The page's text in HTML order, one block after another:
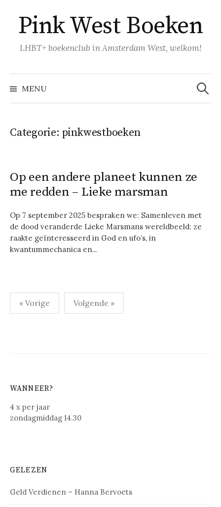
inhoud
springen
Pink West Boeken
LHBT+ boekenclub in Amsterdam West, welkom!
MENU
Zoeken
naar:
Categorie: pinkwestboeken
Op een andere planeet kunnen ze
me redden – Lieke marsman
Op 7 september 2025 bespraken we: Samenleven met
de dood veranderde Lieke Marsmans wereldbeeld: ze
raakte geïnteresseerd in God en ufo’s, in
kwantummechanica en...
Berichten
paginering
« Vorige Volgende »
WANNEER?
4 x per jaar
zondagmiddag 14.30
GELEZEN
Geld Verdienen – Hanna Bervoets